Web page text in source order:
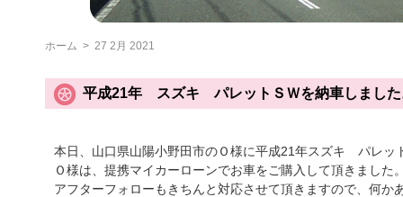
ホーム > 27 2月 2021
平成21年 スズキ パレットＳＷを納車しました
本日、山口県山陽小野田市のＯ様に平成21年スズキ パレ
Ｏ様は、提携マイカーローンでお車をご購入して頂きました
アフターフォローもきちんと対応させて頂きますので、何か